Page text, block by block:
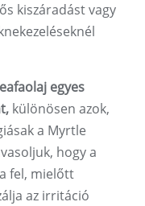
kiszáradást vagy
egyes
különösen azok,
a Myrtle
hogy a
fel, mielőtt
az irritáció